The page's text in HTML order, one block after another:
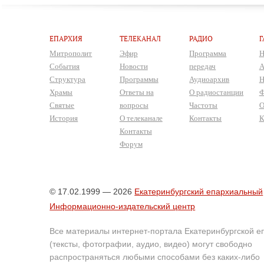
ЕПАРХИЯ
Митрополит
События
Структура
Храмы
Святые
История
ТЕЛЕКАНАЛ
Эфир
Новости
Программы
Ответы на
вопросы
О телеканале
Контакты
Форум
РАДИО
Программа
передач
Аудиоархив
О радиостанции
Частоты
Контакты
© 17.02.1999 — 2026 Екатеринбургский епархиальный
Информационно-издательский центр
Все материалы интернет-портала Екатеринбургской
(тексты, фотографии, аудио, видео) могут свободно
распространяться любыми способами без каких-либо